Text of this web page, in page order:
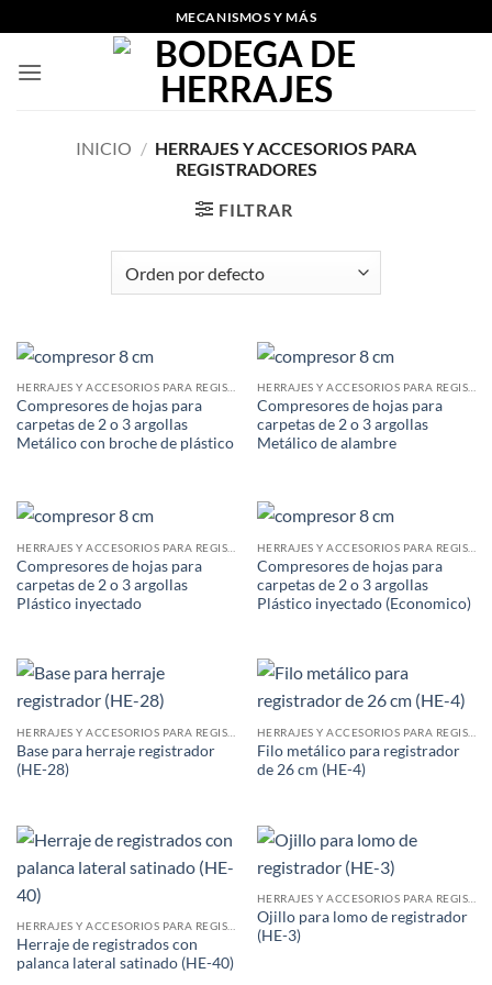
to
content
MECANISMOS Y MÁS
INICIO / HERRAJES Y ACCESORIOS PARA
REGISTRADORES
FILTRAR
Compresores de hojas para
carpetas de 2 o 3 argollas
Metálico con broche de plástico
Compresores de hojas para
carpetas de 2 o 3 argollas
Metálico de alambre
Compresores de hojas para
carpetas de 2 o 3 argollas
Plástico inyectado
Compresores de hojas para
carpetas de 2 o 3 argollas
Plástico inyectado (Economico)
Base para herraje registrador
(HE-28)
Filo metálico para registrador
de 26 cm (HE-4)
Herraje de registrados con
palanca lateral satinado (HE-40)
Ojillo para lomo de registrador
(HE-3)